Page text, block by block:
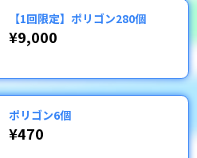
【1回限定】ポリゴン280個
¥9,000
ポリゴン6個
¥470